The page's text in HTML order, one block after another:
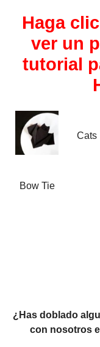
Haga
ver un
tutorial
Cats
Bow Tie
¿Has doblado
con nosotros